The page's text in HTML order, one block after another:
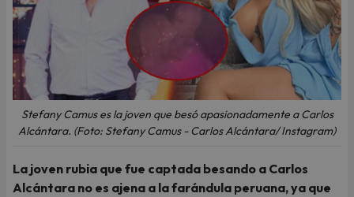
Stefany Camus es la joven que besó apasionadamente a Carlos
Alcántara. (Foto: Stefany Camus - Carlos Alcántara/ Instagram)
La joven rubia que fue captada besando a Carlos
Alcántara no es ajena a la farándula peruana, ya que